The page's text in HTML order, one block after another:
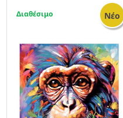
testFalse
Πίνακας Σε Καμβά African
Inart 80x3x120cm 1027
Νέο